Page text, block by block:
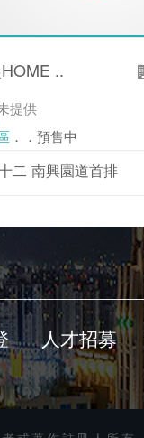
..
提供
．．預售中
二 南興園道首排
人才招募